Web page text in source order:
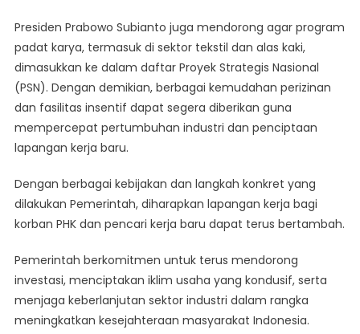
Presiden Prabowo Subianto juga mendorong agar program
padat karya, termasuk di sektor tekstil dan alas kaki,
dimasukkan ke dalam daftar Proyek Strategis Nasional
(PSN). Dengan demikian, berbagai kemudahan perizinan
dan fasilitas insentif dapat segera diberikan guna
mempercepat pertumbuhan industri dan penciptaan
lapangan kerja baru.
Dengan berbagai kebijakan dan langkah konkret yang
dilakukan Pemerintah, diharapkan lapangan kerja bagi
korban PHK dan pencari kerja baru dapat terus bertambah.
Pemerintah berkomitmen untuk terus mendorong
investasi, menciptakan iklim usaha yang kondusif, serta
menjaga keberlanjutan sektor industri dalam rangka
meningkatkan kesejahteraan masyarakat Indonesia.